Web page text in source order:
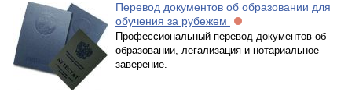
Перевод документов об образовании для
обучения за рубежем
Профессиональный перевод документов об
образовании, легализация и нотариальное
заверение.